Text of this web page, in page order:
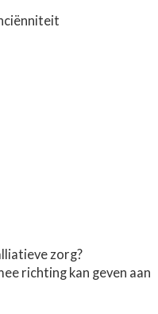
zorg?
richting kan geven aan